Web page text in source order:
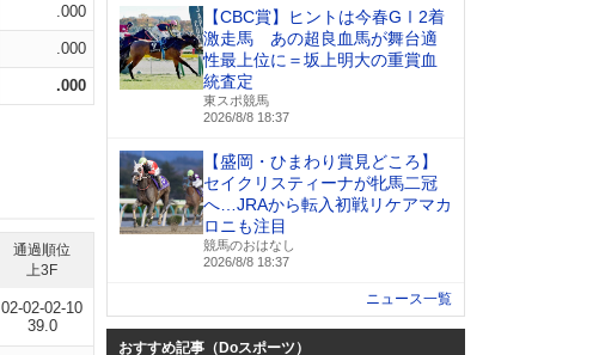
.000
.000
.000
通過順位
上3F
02-02-02-10
39.0
【CBC賞】ヒントは今春GⅠ2着
激走馬 あの超良血馬が舞台適
性最上位に＝坂上明大の重賞血
統査定
東スポ競馬
2026/8/8 18:37
【盛岡・ひまわり賞見どころ】
セイクリスティーナが牝馬二冠
へ…JRAから転入初戦リケアマカ
ロニも注目
競馬のおはなし
2026/8/8 18:37
ニュース一覧
おすすめ記事（Doスポーツ）